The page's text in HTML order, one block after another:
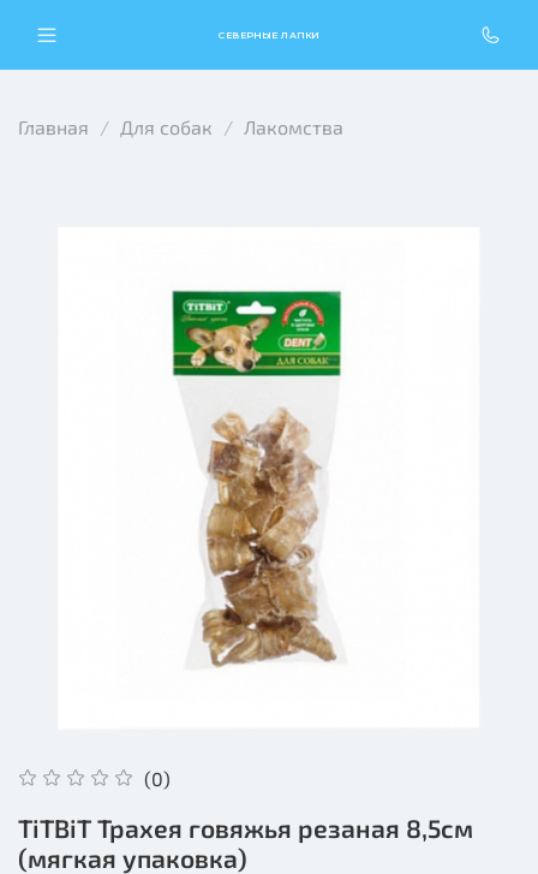
СЕВЕРНЫЕ ЛАПКИ
Главная Для собак Лакомства
(0)
TiTBiT Трахея говяжья резаная 8,5см
(мягкая упаковка)